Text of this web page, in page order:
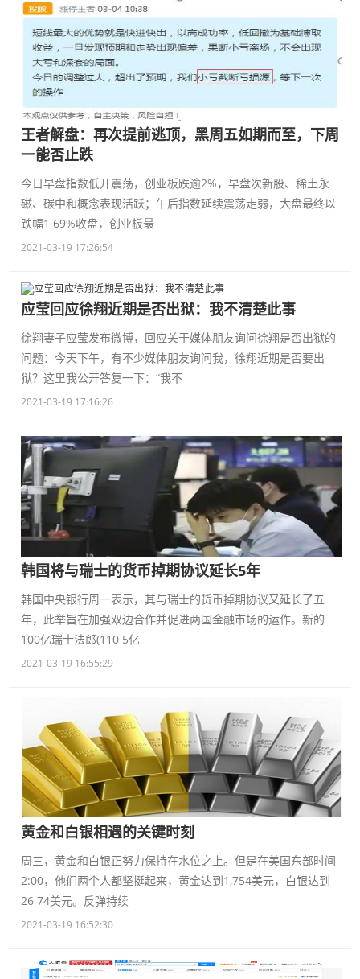
王者解盘：再次提前逃顶，黑周五如期而至，下周
一能否止跌
今日早盘指数低开震荡，创业板跌逾2%，早盘次新股、稀土永
磁、碳中和概念表现活跃；午后指数延续震荡走弱，大盘最终以
跌幅1 69%收盘，创业板最
2021-03-19 17:26:54
应莹回应徐翔近期是否出狱：我不清楚此事
徐翔妻子应莹发布微博，回应关于媒体朋友询问徐翔是否出狱的
问题：今天下午，有不少媒体朋友询问我，徐翔近期是否要出
狱？这里我公开答复一下：“我不
2021-03-19 17:16:26
韩国将与瑞士的货币掉期协议延长5年
韩国中央银行周一表示，其与瑞士的货币掉期协议又延长了五
年，此举旨在加强双边合作并促进两国金融市场的运作。新的
100亿瑞士法郎(110 5亿
2021-03-19 16:55:29
黄金和白银相遇的关键时刻
周三，黄金和白银正努力保持在水位之上。但是在美国东部时间
2:00，他们两个人都坚挺起来，黄金达到1,754美元，白银达到
26 74美元。反弹持续
2021-03-19 16:52:30